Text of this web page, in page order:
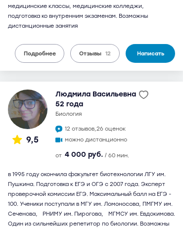
медицинские классы, медицинские колледжи,
подготовка ко внутренним экзаменам. Возможны
дистанционные занятия
Подробнее Отзывы 12 Написать
9,5
Людмила Васильевна
52 года
биология
12 отзывов,26 оценок
можно дистанционно
от 4 000 руб. / 60 мин.
в 1995 году окончила факультет биотехнологии ЛГУ им.
Пушкина. Подготовка к ЕГЭ и ОГЭ с 2007 года. Эксперт
проверочной комиссии ЕГЭ. Максимальный балл на ЕГЭ -
100. Ученики поступали в МГУ им. Ломоносова, ПМГМУ им.
Сеченова, РНИМУ им. Пирогова, МГМСУ им. Евдокимова.
Один из сильнейших репетитор по биологии. Возможны